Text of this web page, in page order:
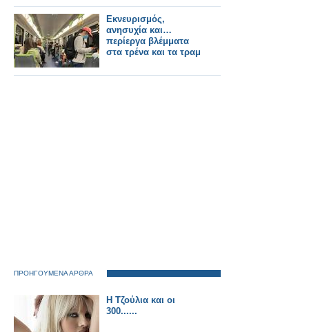
Εκνευρισμός,
ανησυχία και…
περίεργα βλέμματα
στα τρένα και τα τραμ
ΠΡΟΗΓΟΥΜΕΝΑ ΑΡΘΡΑ
Η Τζούλια και οι
300......